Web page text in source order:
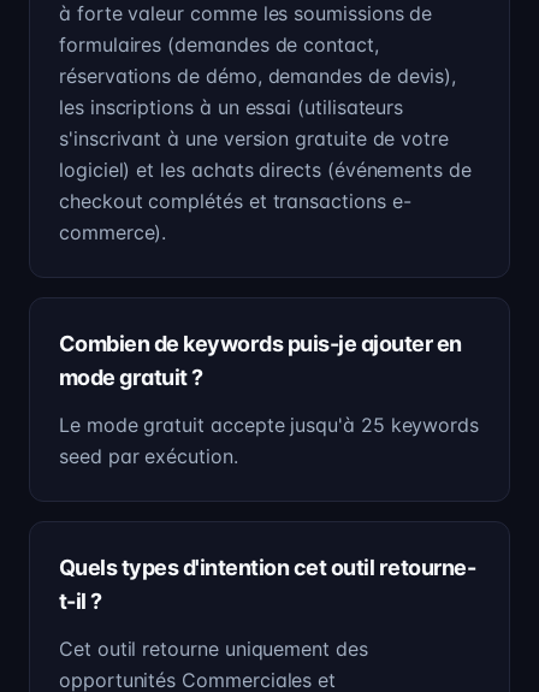
à forte valeur comme les soumissions de
formulaires (demandes de contact,
réservations de démo, demandes de devis),
les inscriptions à un essai (utilisateurs
s'inscrivant à une version gratuite de votre
logiciel) et les achats directs (événements de
checkout complétés et transactions e-
commerce).
Combien de keywords puis-je ajouter en
mode gratuit ?
Le mode gratuit accepte jusqu'à 25 keywords
seed par exécution.
Quels types d'intention cet outil retourne-
t-il ?
Cet outil retourne uniquement des
opportunités Commerciales et